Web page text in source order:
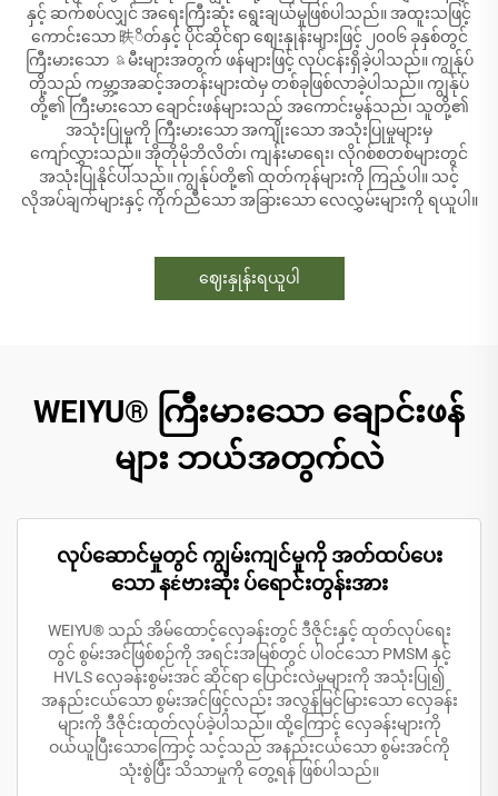
နှင့် ဆက်စပ်လျှင် အရေးကြီးဆုံး ရွေးချယ်မှုဖြစ်ပါသည်။ အထူးသဖြင့်
ကောင်းသော 昳ိတ်နှင့် ပိုင်ဆိုင်ရာ စျေးနှုန်းများဖြင့် ၂၀၀၆ ခုနှစ်တွင်
ကြီးမားသော ឧမီးများအတွက် ဖန်များဖြင့် လုပ်ငန်းရှိခဲ့ပါသည်။ ကျွန်ုပ်
တို့သည် ကမ္ဘာ့အဆင့်အတန်းများထဲမှ တစ်ခုဖြစ်လာခဲ့ပါသည်။ ကျွန်ုပ်
တို့၏ ကြီးမားသော ချောင်းဖန်များသည် အကောင်းမွန်သည်၊ သူတို့၏
အသုံးပြုမှုကို ကြီးမားသော အကျိုးသော အသုံးပြုမှုများမှ
ကျော်လွှားသည်။ အိုတိုမိုဘိလိတ်၊ ကျန်းမာရေး၊ လိုဂစ်စတစ်များတွင်
အသုံးပြုနိုင်ပါသည်။ ကျွန်ုပ်တို့၏ ထုတ်ကုန်များကို ကြည့်ပါ။ သင့်
လိုအပ်ချက်များနှင့် ကိုက်ညီသော အခြားသော လေလွှမ်းများကို ရယူပါ။
ဈေးနှုန်းရယူပါ
WEIYU® ကြီးမားသော ချောင်းဖန်
များ ဘယ်အတွက်လဲ
လုပ်ဆောင်မှုတွင် ကျွမ်းကျင်မှုကို အတ်ထပ်ပေး
သော နέဗားဆုံး ပ်ရောင်းတွန်းအား
WEIYU® သည် အိမ်ထောင့်လှေခန်းတွင် ဒီဇိုင်းနှင့် ထုတ်လုပ်ရေး
တွင် စွမ်းအင်ဖြစ်စဉ်ကို အရင်းအမြစ်တွင် ပါဝင်သော PMSM နှင့်
HVLS လှေခန်းစွမ်းအင် ဆိုင်ရာ ပြောင်းလဲမှုများကို အသုံးပြု၍
အနည်းငယ်သော စွမ်းအင်ဖြင့်လည်း အလွန်မြင်မြားသော လှေခန်း
များကို ဒီဇိုင်းထုတ်လုပ်ခဲ့ပါသည်။ ထို့ကြောင့် လှေခန်းများကို
ဝယ်ယူပြီးသောကြောင့် သင့်သည် အနည်းငယ်သော စွမ်းအင်ကို
သုံးစွဲပြီး သိသာမှုကို တွေ့ရန် ဖြစ်ပါသည်။